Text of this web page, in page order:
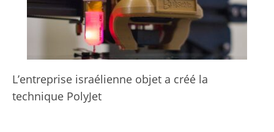
L’entreprise israélienne objet a créé la
technique PolyJet